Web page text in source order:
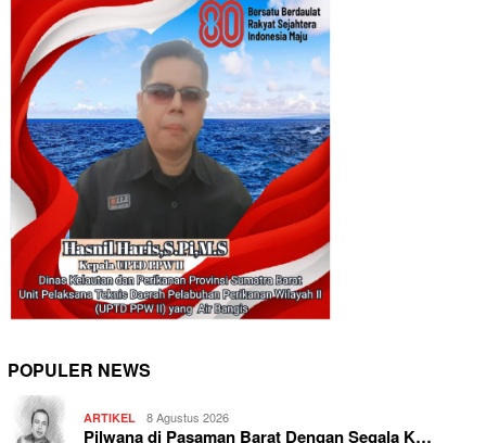
POPULER NEWS
ARTIKEL 8 Agustus 2026
Pilwana di Pasaman Barat Dengan Segala K…